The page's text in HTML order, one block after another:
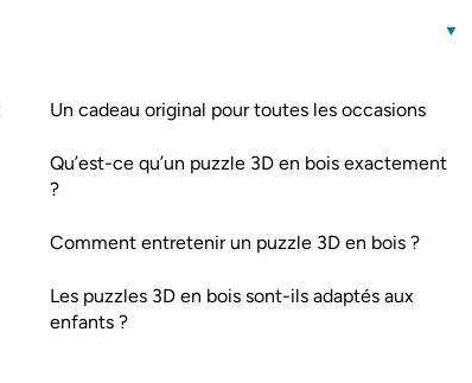
Un cadeau original pour toutes les occasions
Qu’est-ce qu’un puzzle 3D en bois exactement
?
Comment entretenir un puzzle 3D en bois ?
Les puzzles 3D en bois sont-ils adaptés aux
enfants ?